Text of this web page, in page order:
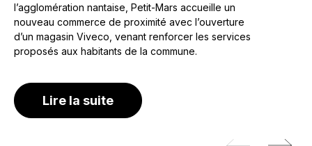
l’agglomération nantaise, Petit-Mars accueille un
nouveau commerce de proximité avec l’ouverture
d’un magasin Viveco, venant renforcer les services
proposés aux habitants de la commune.
l’Erdre et le bassin nantais, la commune de Petit-
Mars séduit par son environnement agréable et
son esprit village. C’est dans ce territoire
Lire la suite